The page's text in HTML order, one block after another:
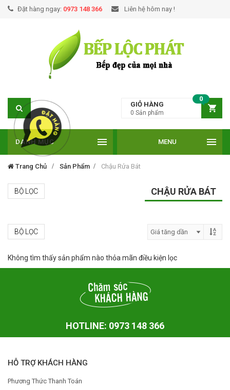
Đặt hàng ngay: 0973 148 366 Liên hệ hôm nay !
GIỎ HÀNG
0
0 Sản phẩm
DANH MỤC MENU
Trang Chủ Sản Phẩm Chậu Rửa Bát
BỘ LỌC CHẬU RỬA BÁT
BỘ LỌC
Không tìm thấy sản phẩm nào thỏa mãn điều kiện lọc
HOTLINE: 0973 148 366
HỖ TRỢ KHÁCH HÀNG
Phương Thức Thanh Toán